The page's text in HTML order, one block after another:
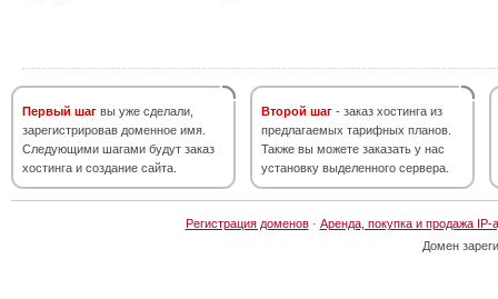
Первый шаг вы уже сделали,
зарегистрировав доменное имя.
Следующими шагами будут заказ
хостинга и создание сайта.
Второй шаг - заказ хостинга из
предлагаемых тарифных планов.
Также вы можете заказать у нас
установку выделенного сервера.
Регистрация доменов· Аренда, покупка и продажа IP-
Домен